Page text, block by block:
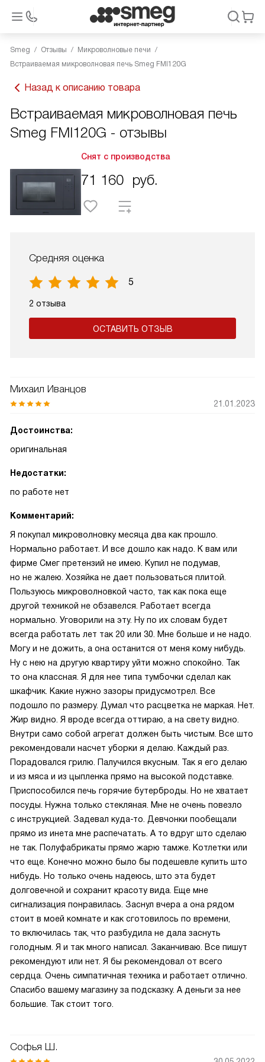
Smeg Отзывы
Микроволновые печи
Встраиваемая микроволновая печь Smeg FMI120G
Назад к описанию товара
Встраиваемая микроволновая печь
Smeg FMI120G - отзывы
Снят с производства
71 160 руб.
Средняя оценка
5
2 отзыва
ОСТАВИТЬ ОТЗЫВ
Михаил Иванцов
21.01.2023
Достоинства:
оригинальная
Недостатки:
по работе нет
Комментарий:
Я покупал микроволновку месяца два как прошло.
Нормально работает. И все дошло как надо. К вам или
фирме Смег претензий не имею. Купил не подумав,
но не жалею. Хозяйка не дает пользоваться плитой.
Пользуюсь микроволновкой часто, так как пока еще
другой техникой не обзавелся. Работает всегда
нормально. Уговорили на эту. Ну по их словам будет
всегда работать лет так 20 или 30. Мне больше и не надо.
Могу и не дожить, а она останится от меня кому нибудь.
Ну с нею на другую квартиру уйти можно спокойно. Так
то она классная. Я для нее типа тумбочки сделал как
шкафчик. Какие нужно зазоры придусмотрел. Все
подошло по размеру. Думал что расцветка не маркая. Нет.
Жир видно. Я вроде всегда оттираю, а на свету видно.
Внутри само собой агрегат должен быть чистым. Все што
рекомендовали насчет уборки я делаю. Каждый раз.
Порадовался грилю. Палучился вкусным. Так я его делаю
и из мяса и из цыпленка прямо на высокой подставке.
Приспособился печь горячие бутерброды. Но не хватает
посуды. Нужна только стекляная. Мне не очень повезло
с инструкцией. Задевал куда-то. Девчонки пообещали
прямо из инета мне распечатать. А то вдруг што сделаю
не так. Полуфабрикаты прямо жарю тамже. Котлетки или
что еще. Конечно можно было бы подешевле купить што
нибудь. Но только очень надеюсь, што эта будет
долговечной и сохранит красоту вида. Еще мне
сигнализация понравилась. Заснул вчера а она рядом
стоит в моей комнате и как сготовилось по времени,
то включилась так, что разбудила не дала заснуть
голодным. Я и так много написал. Заканчиваю. Все пишут
рекомендуют или нет. Я бы рекомендовал от всего
сердца. Очень симпатичная техника и работает отлично.
Спасибо вашему магазину за подсказку. А деньги за нее
большие. Так стоит того.
Софья Ш.